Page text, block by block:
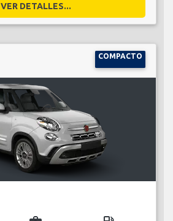
VER DETALLES...
COMPACTO